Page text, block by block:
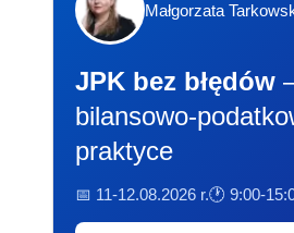
Małgorzata
JPK bez błędów
bilansowo-
praktyce
📅 11-12.08.2026 r.🕐 9:00-